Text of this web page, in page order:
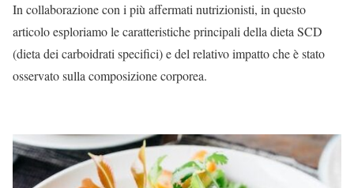
In collaborazione con i più affermati nutrizionisti, in questo
articolo esploriamo le caratteristiche principali della dieta SCD
(dieta dei carboidrati specifici) e del relativo impatto che è stato
osservato sulla composizione corporea.